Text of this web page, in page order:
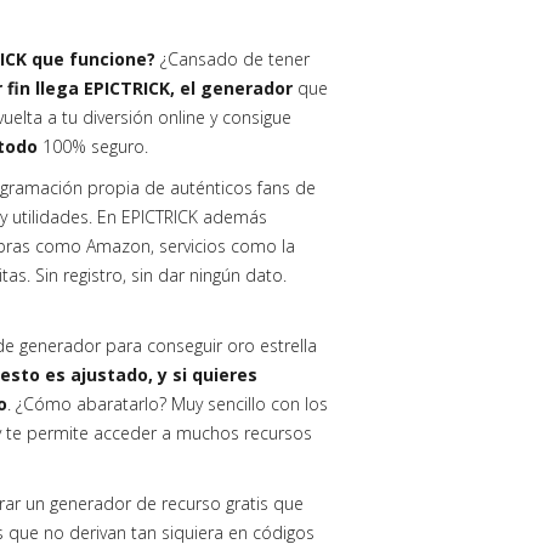
que funcione? ¿Cansado de tener
fin llega EPICTRICK, el generador que
a tu diversión online y consigue
100% seguro.
propia de auténticos fans de
En EPICTRICK además
como Amazon, servicios como la
Sin registro, sin dar ningún dato.
generador para conseguir oro estrella
es ajustado, y si quieres
. ¿Cómo abaratarlo? Muy sencillo con los
te permite acceder a muchos recursos
un generador de recurso gratis que
no derivan tan siquiera en códigos